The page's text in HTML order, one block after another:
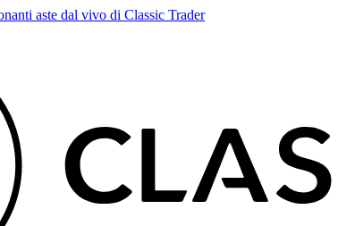
aste dal vivo di Classic Trader